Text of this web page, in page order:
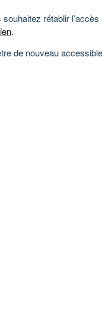
souhaitez rétablir
.
de nouveau